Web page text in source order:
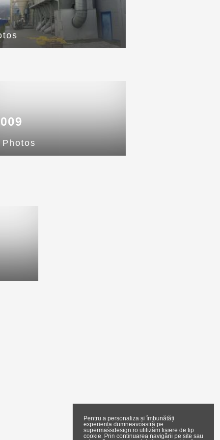
Pentru a personaliza și îmbunătăți
experiența dumneavoastră pe
supermassdesign.ro utilizăm fișiere de tip
cookie. Prin continuarea navigării pe site sau
Photos